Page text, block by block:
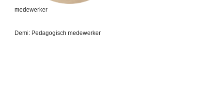
medewerker
Demi: Pedagogisch medewerker